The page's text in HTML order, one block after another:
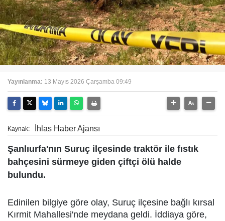
Yayınlanma: 13 Mayıs 2026 Çarşamba 09:49
Kaynak: İhlas Haber Ajansı
Şanlıurfa'nın Suruç ilçesinde traktör ile fıstık
bahçesini sürmeye giden çiftçi ölü halde
bulundu.
Edinilen bilgiye göre olay, Suruç ilçesine bağlı kırsal
Kırmit Mahallesi'nde meydana geldi. İddiaya göre,